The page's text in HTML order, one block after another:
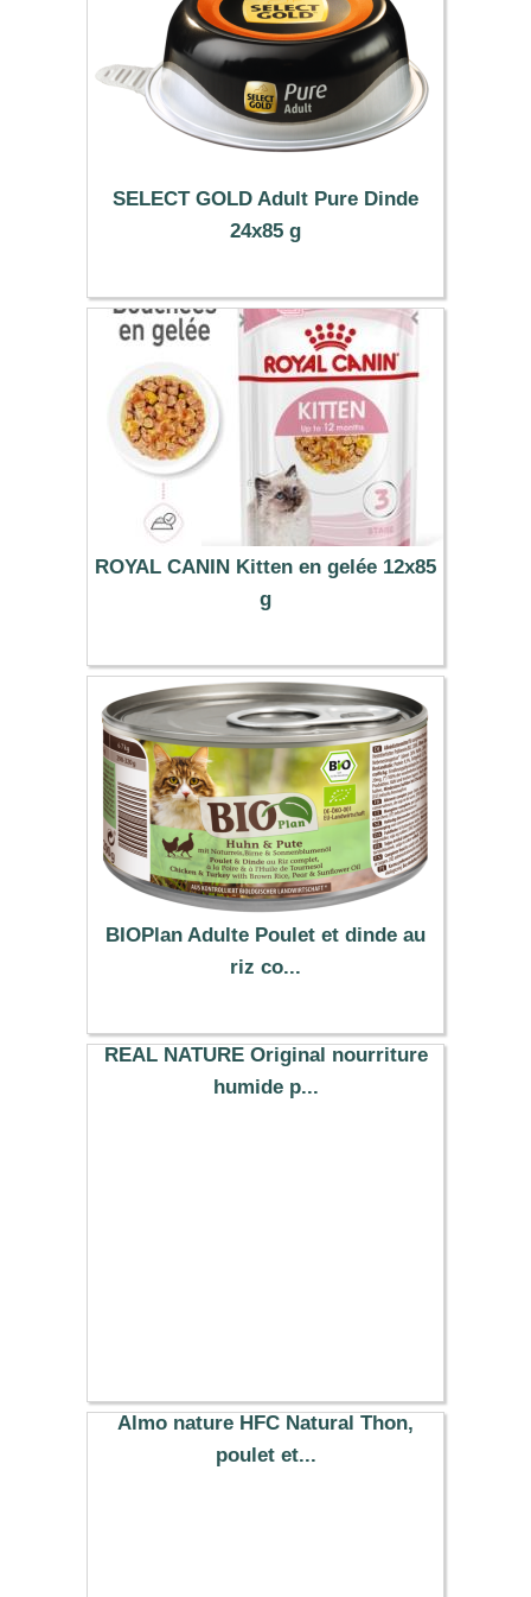
SELECT GOLD Adult Pure Dinde
24x85 g
32.69 €
ROYAL CANIN Kitten en gelée 12x85
g
16.99 €
BIOPlan Adulte Poulet et dinde au
riz co...
45.85 €
REAL NATURE Original nourriture
humide p...
Almo nature HFC Natural Thon,
poulet et...